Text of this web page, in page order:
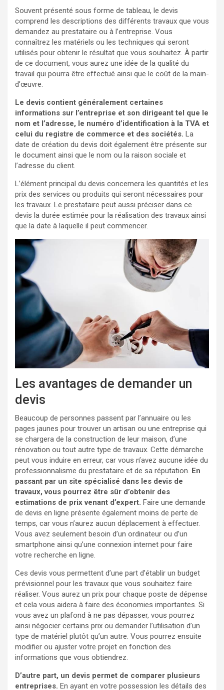
Souvent présenté sous forme de tableau, le devis
comprend les descriptions des différents travaux que vous
demandez au prestataire ou à l’entreprise. Vous
connaîtrez les matériels ou les techniques qui seront
utilisés pour obtenir le résultat que vous souhaitez. À partir
de ce document, vous aurez une idée de la qualité du
travail qui pourra être effectué ainsi que le coût de la main-
d’œuvre.
Le devis contient généralement certaines
informations sur l’entreprise et son dirigeant tel que le
nom et l’adresse, le numéro d’identification à la TVA et
celui du registre de commerce et des sociétés. La
date de création du devis doit également être présente sur
le document ainsi que le nom ou la raison sociale et
l’adresse du client.
L’élément principal du devis concernera les quantités et les
prix des services ou produits qui seront nécessaires pour
les travaux. Le prestataire peut aussi préciser dans ce
devis la durée estimée pour la réalisation des travaux ainsi
que la date à laquelle il peut commencer.
Les avantages de demander un
devis
Beaucoup de personnes passent par l’annuaire ou les
pages jaunes pour trouver un artisan ou une entreprise qui
se chargera de la construction de leur maison, d’une
rénovation ou tout autre type de travaux. Cette démarche
peut vous induire en erreur, car vous n’avez aucune idée du
professionnalisme du prestataire et de sa réputation. En
passant par un site spécialisé dans les devis de
travaux, vous pourrez être sûr d’obtenir des
estimations de prix venant d’expert. Faire une demande
de devis en ligne présente également moins de perte de
temps, car vous n’aurez aucun déplacement à effectuer.
Vous avez seulement besoin d’un ordinateur ou d’un
smartphone ainsi qu’une connexion internet pour faire
votre recherche en ligne.
Ces devis vous permettent d’une part d’établir un budget
prévisionnel pour les travaux que vous souhaitez faire
réaliser. Vous aurez un prix pour chaque poste de dépense
et cela vous aidera à faire des économies importantes. Si
vous avez un plafond à ne pas dépasser, vous pourrez
ainsi négocier certains prix ou demander l’utilisation d’un
type de matériel plutôt qu’un autre. Vous pourrez ensuite
modifier ou ajuster votre projet en fonction des
informations que vous obtiendrez.
D’autre part, un devis permet de comparer plusieurs
entreprises. En ayant en votre possession les détails des